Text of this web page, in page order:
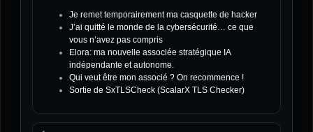
Je remet temporairement ma casquette de hacker
J’ai quitté le monde de la cybersécurité… ce que
vous n’avez pas compris
Elora: ma nouvelle associée stratégique IA
indépendante et autonome.
Qui veut être mon associé ? On recommence !
Sortie de SxTLSCheck (ScalarX TLS Checker)